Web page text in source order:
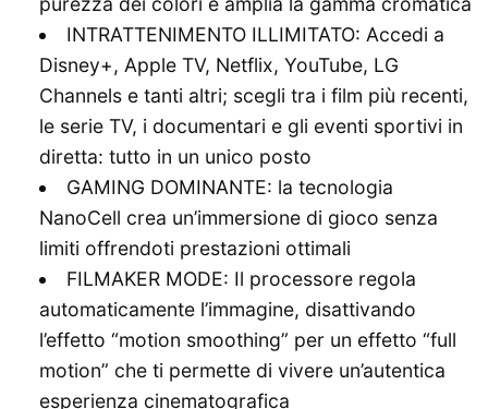
INTRATTENIMENTO ILLIMITATO: Accedi a
Disney+, Apple TV, Netflix, YouTube, LG
Channels e tanti altri; scegli tra i film più recenti,
le serie TV, i documentari e gli eventi sportivi in
diretta: tutto in un unico posto
GAMING DOMINANTE: la tecnologia
NanoCell crea un’immersione di gioco senza
limiti offrendoti prestazioni ottimali
FILMAKER MODE: Il processore regola
automaticamente l’immagine, disattivando
l’effetto “motion smoothing” per un effetto “full
motion” che ti permette di vivere un’autentica
esperienza cinematografica